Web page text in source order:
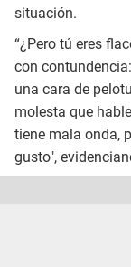
situación.
“¿Pero tú eres
con
una cara de
molesta que
tiene mala onda,
gusto",